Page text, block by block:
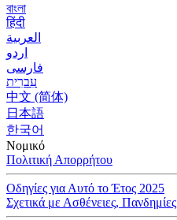
বাংলা
हिंदी
العربية
اردو
فارسی
עִברִית
中文 (简体)
日本語
한국어
Νομικό
Πολιτική Απορρήτου
Οδηγίες για Αυτό το Έτος 2025
Σχετικά με Ασθένειες,